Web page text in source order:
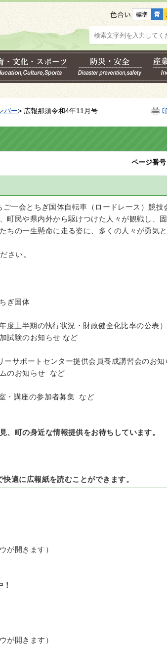
色合い
バー> 広報那須令和4年11月号
ページ番
一会とちぎ国体自転車（ロードレース）競技
町民や県内外から駆けつけた人々が観戦し、
ちの一生懸命に走る姿に、多くの人々が勇気
さい。
ぎ国体
上半期の執行状況・財政健全化比率の公表）
試験のお知らせ など
サポートセンター提供会員養成講習会のお知
のお知らせ など
・講座の参加者募集 など
、町の身近な情報提供をお待ちしています。
適に広報紙を読むことができます。
が開きます）
が開きます）